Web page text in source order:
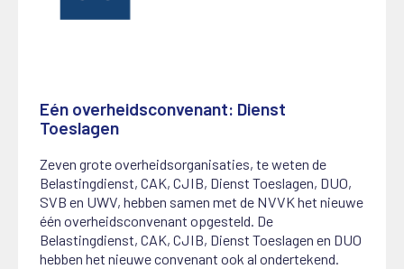
Eén overheidsconvenant: Dienst
Toeslagen
9 juli 2025
Zeven grote overheidsorganisaties, te weten de
Belastingdienst, CAK, CJIB, Dienst Toeslagen, DUO,
SVB en UWV, hebben samen met de NVVK het nieuwe
één overheidsconvenant opgesteld. De
Belastingdienst, CAK, CJIB, Dienst Toeslagen en DUO
hebben het nieuwe convenant ook al ondertekend.